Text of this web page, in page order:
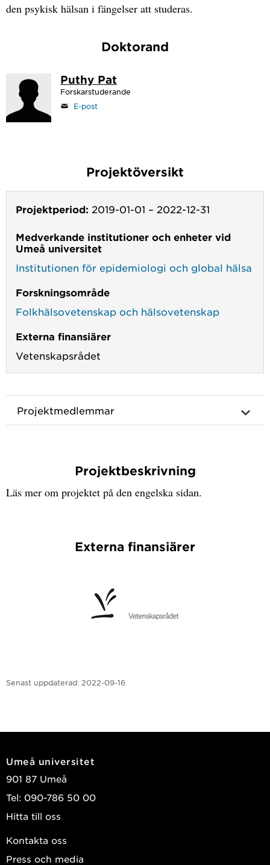
den psykisk hälsan i fängelser att studeras.
Doktorand
Puthy Pat
Forskarstuderande
E-post
Projektöversikt
Projektperiod: 2019-01-01 – 2022-12-31
Medverkande institutioner och enheter vid
Umeå universitet
Institutionen för epidemiologi och global hälsa
Forskningsområde
Folkhälsovetenskap och hälsovetenskap
Externa finansiärer
Vetenskapsrådet
Projektmedlemmar
Projektbeskrivning
Läs mer om projektet på den engelska sidan.
Externa finansiärer
Senast uppdaterad: 2022-09-16
Umeå universitet
901 87 Umeå
Tel: 090-786 50 00
Hitta till oss
Kontakta oss
Press och media